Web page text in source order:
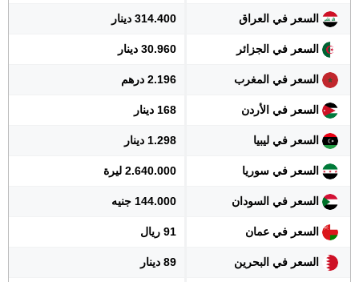
السعر في العراق 314.400 دينار
السعر في الجزائر 30.960 دينار
السعر في المغرب 2.196 درهم
السعر في الأردن 168 دينار
السعر في ليبيا 1.298 دينار
السعر في سوريا 2.640.000 ليرة
السعر في السودان 144.000 جنيه
السعر في عمان 91 ريال
السعر في البحرين 89 دينار